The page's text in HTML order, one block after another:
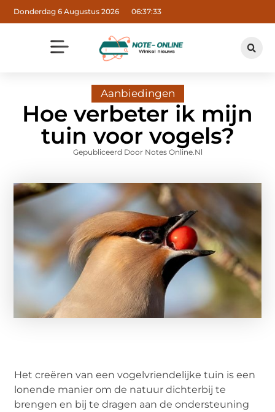
Donderdag 6 Augustus 2026 06:37:34
Aanbiedingen
Hoe verbeter ik mijn
tuin voor vogels?
Gepubliceerd Door Notes Online.nl
Het creëren van een vogelvriendelijke tuin is een
lonende manier om de natuur dichterbij te
brengen en bij te dragen aan de ondersteuning